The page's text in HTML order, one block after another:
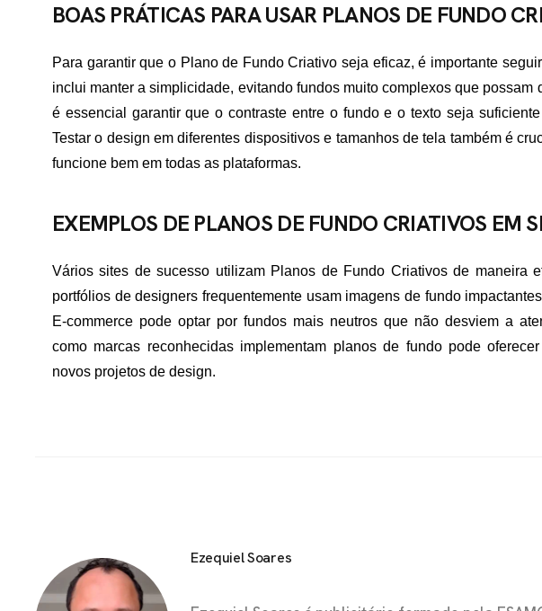
BOAS PRÁTICAS PARA USAR PLANOS DE FUNDO
Para garantir que o Plano de Fundo Criativo seja eficaz, é importante
inclui manter a simplicidade, evitando fundos muito complexos que possam
é essencial garantir que o contraste entre o fundo e o texto seja
Testar o design em diferentes dispositivos e tamanhos de tela também é
funcione bem em todas as plataformas.
EXEMPLOS DE PLANOS DE FUNDO CRIATIVOS EM
Vários sites de sucesso utilizam Planos de Fundo Criativos de maneira
portfólios de designers frequentemente usam imagens de fundo
E-commerce pode optar por fundos mais neutros que não desviem a
como marcas reconhecidas implementam planos de fundo pode
novos projetos de design.
Ezequiel Soares